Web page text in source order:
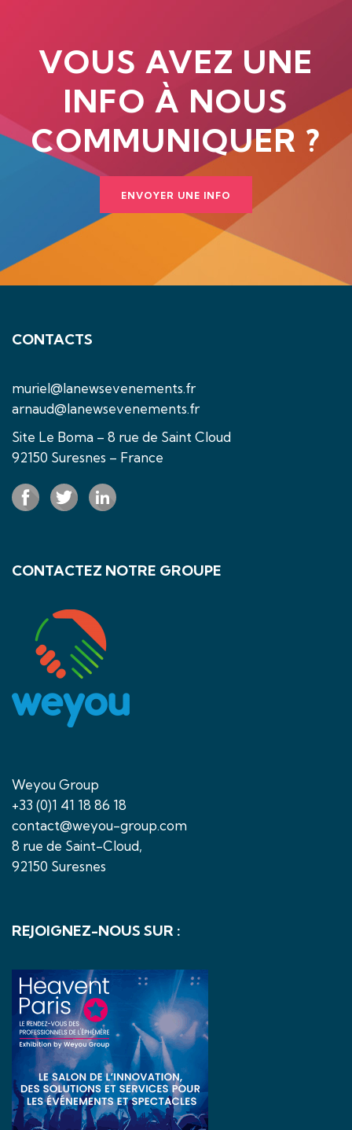
VOUS AVEZ UNE
INFO À NOUS
COMMUNIQUER ?
ENVOYER UNE INFO
CONTACTS
muriel@lanewsevenements.fr
arnaud@lanewsevenements.fr
Site Le Boma – 8 rue de Saint Cloud
92150 Suresnes – France
CONTACTEZ NOTRE GROUPE
Weyou Group
+33 (0)1 41 18 86 18
contact@weyou-group.com
8 rue de Saint-Cloud,
92150 Suresnes
REJOIGNEZ-NOUS SUR :